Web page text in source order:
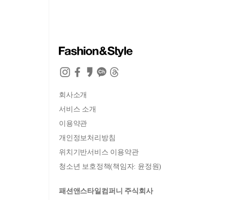
회사소개
서비스 소개
이용약관
개인정보처리방침
위치기반서비스 이용약관
청소년 보호정책(책임자: 윤정원)
패션앤스타일컴퍼니 주식회사